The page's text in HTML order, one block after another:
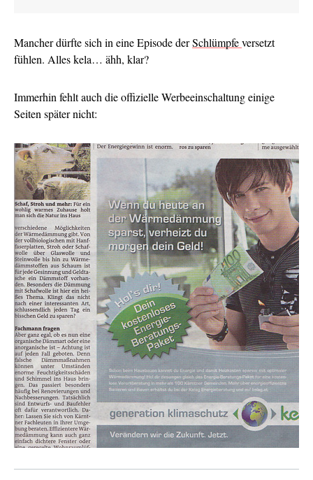
Mancher dürfte sich in eine Episode derSchlümpfeversetzt
fühlen. Alles kela… ähh, klar?
Immerhin fehlt auch die offizielle Werbeeinschaltung einige
Seiten später nicht: